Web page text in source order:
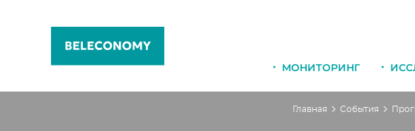
МОНИТОРИНГ
Главная События